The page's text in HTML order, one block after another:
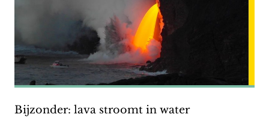
Bijzonder: lava stroomt in water